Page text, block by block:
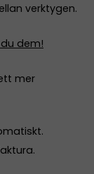
verktygen.
dem!
mer